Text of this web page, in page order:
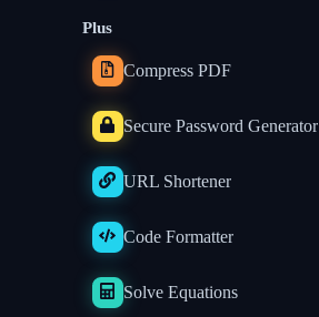
Plus
Compress PDF
Secure Password Generator
URL Shortener
Code Formatter
Solve Equations